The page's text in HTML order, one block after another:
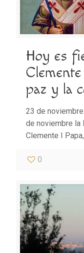
Hoy es
paz y la
23 de
de noviembre la
Clemente I
0